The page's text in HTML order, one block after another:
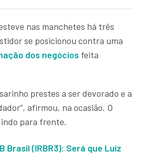
nas manchetes há três
se posicionou contra uma
dos negócios feita
prestes a ser devorado e a
afirmou, na ocasião. O
para frente.
Brasil (IRBR3): Será que Luiz